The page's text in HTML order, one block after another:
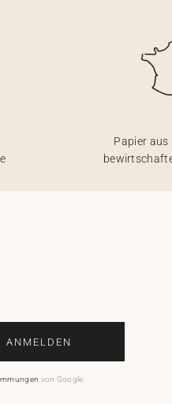
Papier
ANMELDEN
von Google.